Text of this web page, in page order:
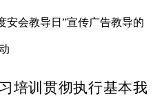
安会教导日”宣传广告教导的
培训贯彻执行基本我